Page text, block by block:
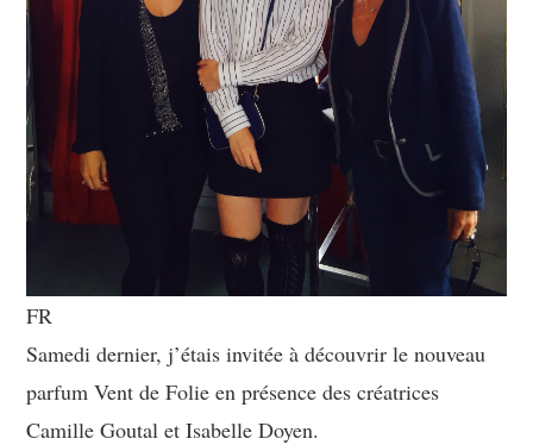
FR
Samedi dernier, j’étais invitée à découvrir le nouveau
parfum Vent de Folie en présence des créatrices
Camille Goutal et Isabelle Doyen.